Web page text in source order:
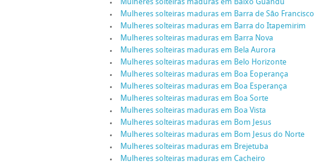
Mulheres solteiras maduras em Baixo Guandu
Mulheres solteiras maduras em Barra de São Francisco
Mulheres solteiras maduras em Barra do Itapemirim
Mulheres solteiras maduras em Barra Nova
Mulheres solteiras maduras em Bela Aurora
Mulheres solteiras maduras em Belo Horizonte
Mulheres solteiras maduras em Boa Eoperança
Mulheres solteiras maduras em Boa Esperança
Mulheres solteiras maduras em Boa Sorte
Mulheres solteiras maduras em Boa Vista
Mulheres solteiras maduras em Bom Jesus
Mulheres solteiras maduras em Bom Jesus do Norte
Mulheres solteiras maduras em Brejetuba
Mulheres solteiras maduras em Cacheiro